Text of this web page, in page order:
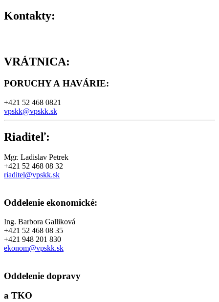
Kontakty:
VRÁTNICA:
PORUCHY A HAVÁRIE:
+421 52 468 0821
vpskk@vpskk.sk
Riaditeľ:
Mgr. Ladislav Petrek
+421 52 468 08 32
riaditel@vpskk.sk
Oddelenie ekonomické:
Ing. Barbora Galliková
+421 52 468 08 35
+421 948 201 830
ekonom@vpskk.sk
Oddelenie dopravy
a TKO